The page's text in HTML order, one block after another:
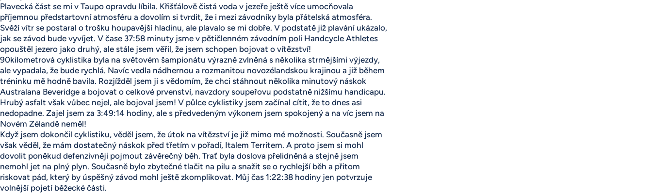
Plavecká část se mi v Taupo opravdu líbila. Křišťálově čistá voda v jezeře ještě více umocňovala
příjemnou předstartovní atmosféru a dovolím si tvrdit, že i mezi závodníky byla přátelská atmosféra.
Svěží vítr se postaral o trošku houpavější hladinu, ale plavalo se mi dobře. V podstatě již plavání ukázalo,
jak se závod bude vyvíjet. V čase 37:58 minuty jsme v pětičlenném závodním poli Handcycle Athletes
opouštěl jezero jako druhý, ale stále jsem věřil, že jsem schopen bojovat o vítězství!
90kilometrová cyklistika byla na světovém šampionátu výrazně zvlněná s několika strmějšími výjezdy,
ale vypadala, že bude rychlá. Navíc vedla nádhernou a rozmanitou novozélandskou krajinou a již během
tréninku mě hodně bavila. Rozjížděl jsem ji s vědomím, že chci stáhnout několika minutový náskok
Australana Beveridge a bojovat o celkové prvenství, navzdory soupeřovu podstatně nižšímu handicapu.
Hrubý asfalt však vůbec nejel, ale bojoval jsem! V půlce cyklistiky jsem začínal cítit, že to dnes asi
nedopadne. Zajel jsem za 3:49:14 hodiny, ale s předvedeným výkonem jsem spokojený a na víc jsem na
Novém Zélandě neměl!
Když jsem dokončil cyklistiku, věděl jsem, že útok na vítězství je již mimo mé možnosti. Současně jsem
však věděl, že mám dostatečný náskok před třetím v pořadí, Italem Territem. A proto jsem si mohl
dovolit poněkud defenzivněji pojmout závěrečný běh. Trať byla doslova přelidněná a stejně jsem
nemohl jet na plný plyn. Současně bylo zbytečné tlačit na pilu a snažit se o rychlejší běh a přitom
riskovat pád, který by úspěšný závod mohl ještě zkomplikovat. Můj čas 1:22:38 hodiny jen potvrzuje
volnější pojetí běžecké části.